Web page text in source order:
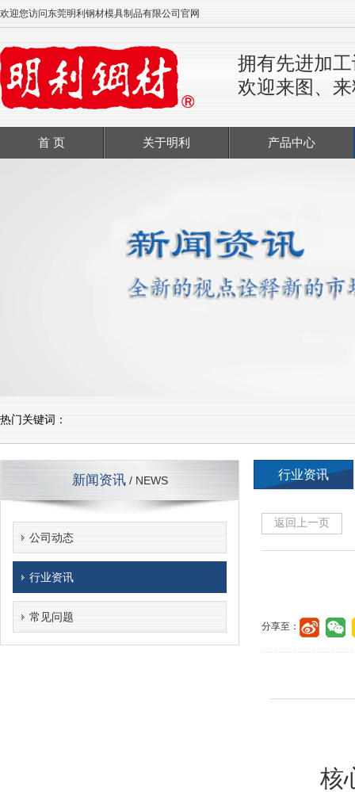
欢迎您访问东莞明利钢材模具制品有限公司官网
拥有先进加
欢迎来图、
首 页 关于明利 产品中心
热门关键词：
新闻资讯/ NEWS
公司动态
行业资讯
常见问题
行业资讯
返回上一页
分享至：
核心